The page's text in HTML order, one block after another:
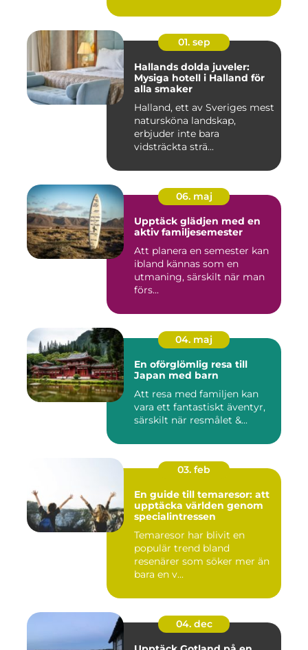
01. sep
Hallands dolda juveler:
Mysiga hotell i Halland för
alla smaker
Halland, ett av Sveriges mest
natursköna landskap,
erbjuder inte bara
vidsträckta strä...
06. maj
Upptäck glädjen med en
aktiv familjesemester
Att planera en semester kan
ibland kännas som en
utmaning, särskilt när man
förs...
04. maj
En oförglömlig resa till
Japan med barn
Att resa med familjen kan
vara ett fantastiskt äventyr,
särskilt när resmålet &...
03. feb
En guide till temaresor: att
upptäcka världen genom
specialintressen
Temaresor har blivit en
populär trend bland
resenärer som söker mer än
bara en v...
04. dec